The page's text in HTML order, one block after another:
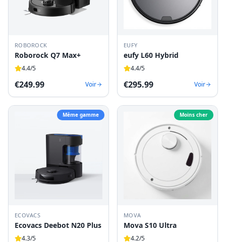
ROBOROCK
Roborock Q7 Max+
4.4/5
€249.99 Voir
EUFY
eufy L60 Hybrid
4.4/5
€295.99 Voir
Même gamme
ECOVACS
Ecovacs Deebot N20 Plus
4.3/5
Moins cher
MOVA
Mova S10 Ultra
4.2/5